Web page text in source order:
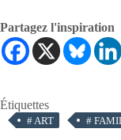
Partagez l'inspiration
Étiquettes
# ART #